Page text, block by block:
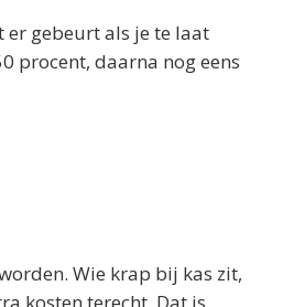
er gebeurt als je te laat
procent, daarna nog eens
Wie krap bij kas zit,
kosten terecht. Dat is